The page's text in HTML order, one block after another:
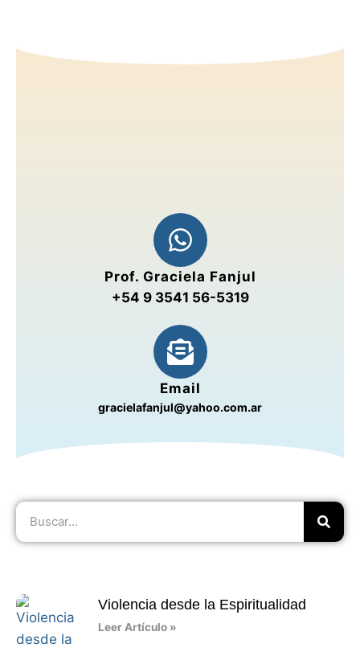
Prof. Graciela Fanjul
+54 9 3541 56-5319
Email
gracielafanjul@yahoo.com.ar
Violencia desde la Espiritualidad
Leer Artículo »